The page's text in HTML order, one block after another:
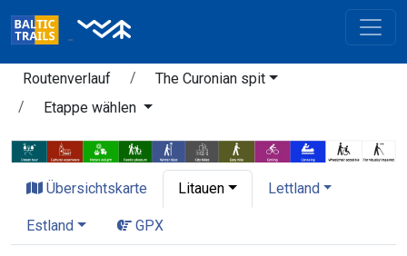
Routenverlauf
The Curonian spit
Etappe wählen
Übersichtskarte Litauen Lettland
Estland GPX